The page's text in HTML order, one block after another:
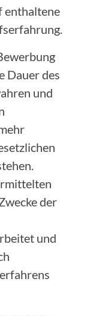
enthaltene
Dauer des
und
der
und